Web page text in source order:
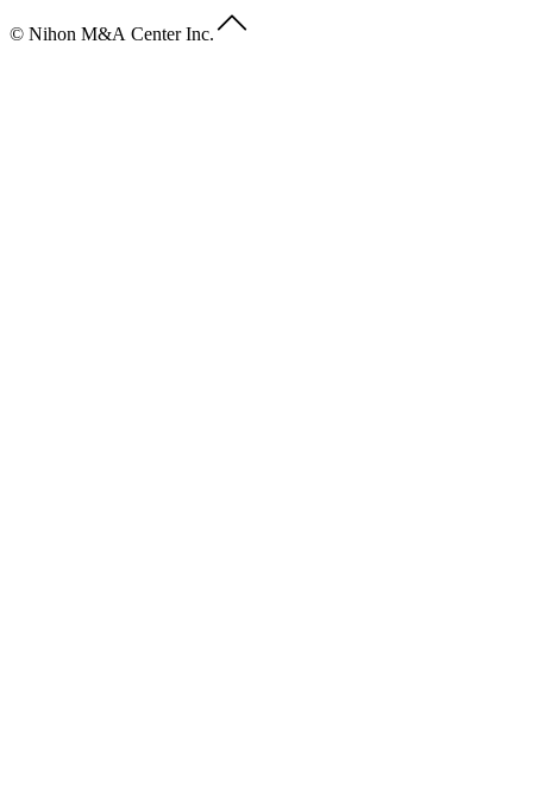
© Nihon M&A Center Inc.